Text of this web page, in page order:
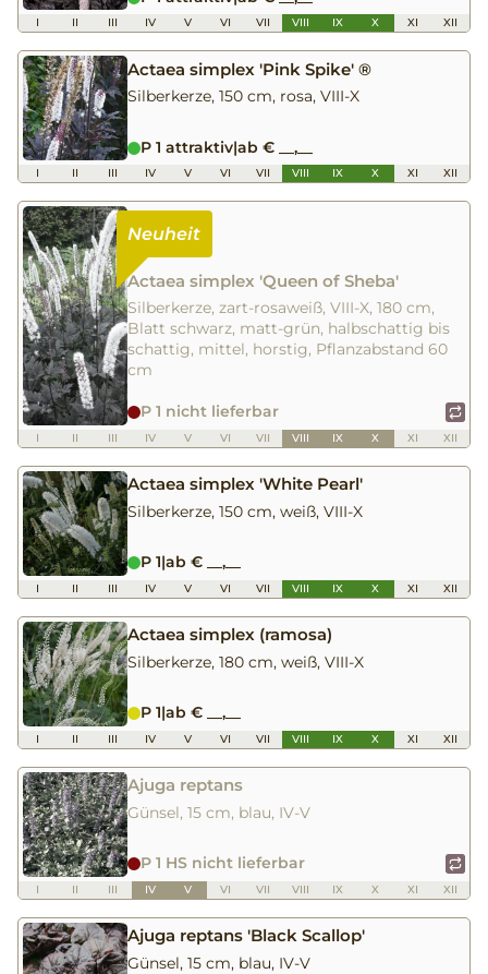
I II III IV V VI VII VIII IX X XI XII
Actaea simplex 'Pink Spike' ®
Silberkerze, 150 cm, rosa, VIII-X
P 1 attraktiv|ab € __,__
I II III IV V VI VII VIII IX X XI XII
Actaea simplex 'Queen of Sheba'
Silberkerze, zart-rosaweiß, VIII-X, 180 cm,
Blatt schwarz, matt-grün, halbschattig bis
schattig, mittel, horstig, Pflanzabstand 60
cm
P 1 nicht lieferbar
I II III IV V VI VII VIII IX X XI XII
Actaea simplex 'White Pearl'
Silberkerze, 150 cm, weiß, VIII-X
P 1|ab € __,__
I II III IV V VI VII VIII IX X XI XII
Actaea simplex (ramosa)
Silberkerze, 180 cm, weiß, VIII-X
P 1|ab € __,__
I II III IV V VI VII VIII IX X XI XII
Ajuga reptans
Günsel, 15 cm, blau, IV-V
P 1 HS nicht lieferbar
I II III IV V VI VII VIII IX X XI XII
Ajuga reptans 'Black Scallop'
Günsel, 15 cm, blau, IV-V